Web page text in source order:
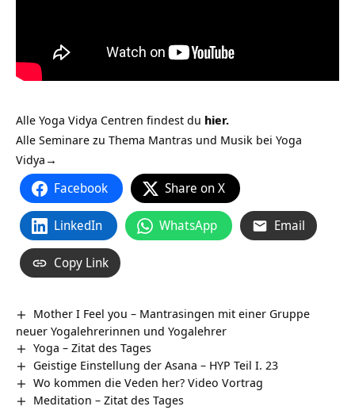
Alle Yoga Vidya Centren findest du hier.
Alle Seminare zu Thema Mantras und Musik bei Yoga
Vidya→
Facebook Share on X
LinkedIn WhatsApp Email
Copy Link
Mother I Feel you – Mantrasingen mit einer Gruppe
neuer Yogalehrerinnen und Yogalehrer
Yoga – Zitat des Tages
Geistige Einstellung der Asana – HYP Teil I. 23
Wo kommen die Veden her? Video Vortrag
Meditation – Zitat des Tages